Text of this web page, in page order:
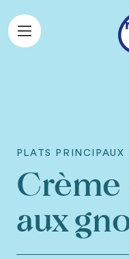
Aller au contenu
PLATS PRINCIPAUX
Crème
aux